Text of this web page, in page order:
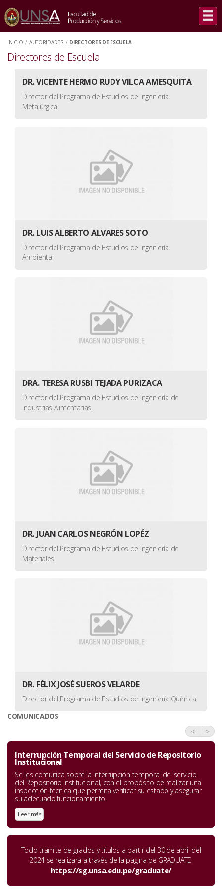
INICIO / AUTORIDADES / DIRECTORES DE ESCUELA
Directores de Escuela
DR. VICENTE HERMO RUDY VILCA AMESQUITA
Director del Programa de Estudios de Ingeniería
Metalúrgica
DR. LUIS ALBERTO ALVARES SOTO
Director del Programa de Estudios de Ingeniería
Ambiental
DRA. TERESA RUSBI TEJADA PURIZACA
Director del Programa de Estudios de Ingeniería de
Industrias Alimentarias.
DR. JUAN CARLOS NEGRÓN LOPÉZ
Director del Programa de Estudios de Ingeniería de
Materiales
DR. FÉLIX JOSÉ SUEROS VELARDE
Director del Programa de Estudios de Ingeniería Química
COMUNICADOS
< >
Interrupción Temporal del Servicio de Repositorio
Institucional
Se les comunica sobre la interrupción temporal del servicio
del Repositorio Institucional, con el propósito de realizar una
inspección técnica que permita verificar su estado y asegurar
su adecuado funcionamiento.
Leer más
Todo trámite de grados y títulos a partir del 30 de abril del
2024 se realizará a través de la pagina de GRADUATE.
https://sg.unsa.edu.pe/graduate/